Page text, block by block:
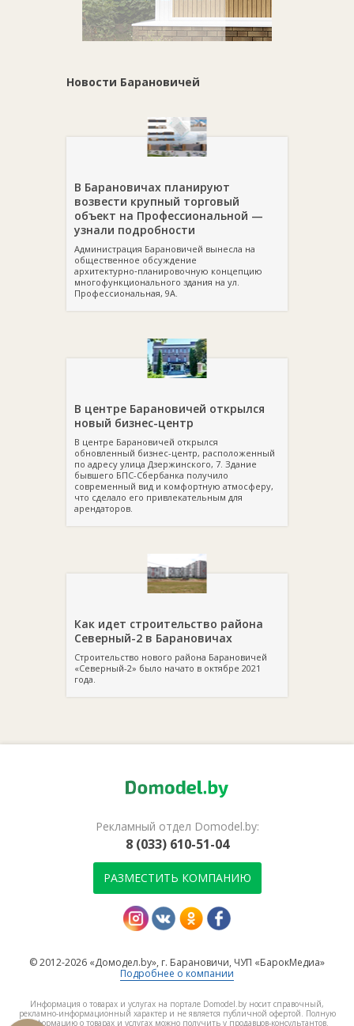
Новости Барановичей
В Барановичах планируют
возвести крупный торговый
объект на Профессиональной —
узнали подробности
Администрация Барановичей вынесла на
общественное обсуждение
архитектурно‑планировочную концепцию
многофункционального здания на ул.
Профессиональная, 9А.
В центре Барановичей открылся
новый бизнес-центр
В центре Барановичей открылся
обновленный бизнес-центр, расположенный
по адресу улица Дзержинского, 7. Здание
бывшего БПС-Сбербанка получило
современный вид и комфортную атмосферу,
что сделало его привлекательным для
арендаторов.
Как идет строительство района
Северный-2 в Барановичах
Строительство нового района Барановичей
«Северный-2» было начато в октябре 2021
года.
Рекламный отдел Domodel.by:
8 (033) 610-51-04
РАЗМЕСТИТЬ КОМПАНИЮ
© 2012-2026 «Домодел.by», г. Барановичи, ЧУП «БарокМедиа»
Подробнее о компании
Информация о товарах и услугах на портале Domodel.by носит справочный,
рекламно-информационный характер и не является публичной офертой. Полную
информацию о товарах и услугах можно получить у продавцов-консультантов.